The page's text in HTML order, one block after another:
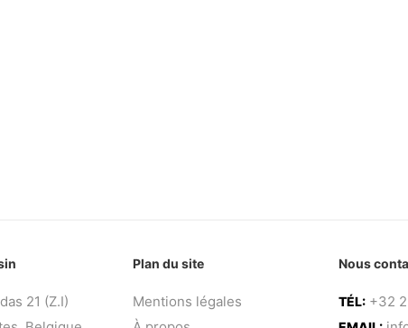
21 (Z.I)
Plan du site
Mentions légales
Nous
TÉL: +32